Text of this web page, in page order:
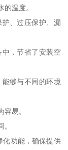
温度。
、过压保护、漏
，节省了安装空
够与不同的环境
易。
化功能，确保提供